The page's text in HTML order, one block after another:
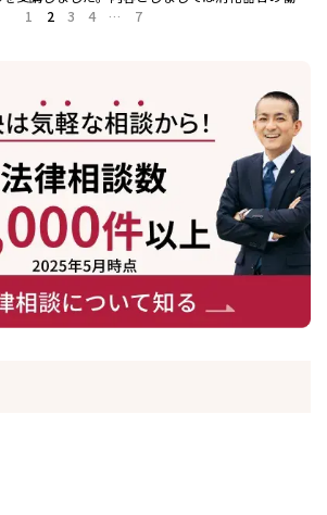
の状態を知り、そのケア方法（添加物見直し、水分
1 2 3 4 … 7